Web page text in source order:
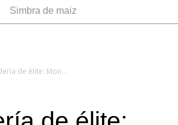
simbra de maiz
Ganadería de élite: Mondino vuelve a Palermo y rematará 25.000 cabezas